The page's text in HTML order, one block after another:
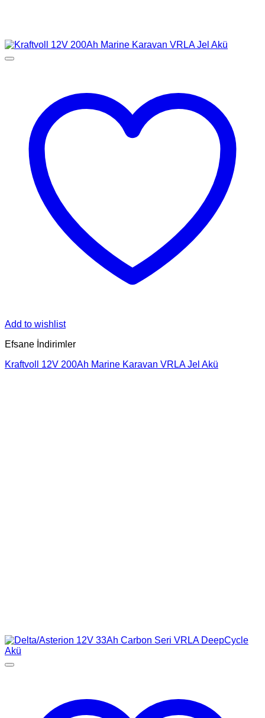
Add to wishlist
Efsane İndirimler
Kraftvoll 12V 200Ah Marine Karavan VRLA Jel Akü